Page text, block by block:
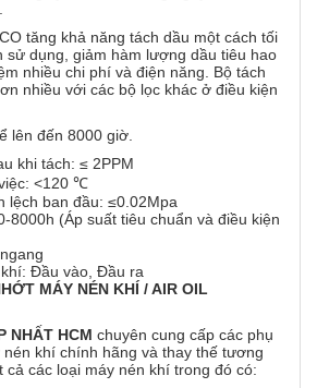
tăng khả năng tách dầu một cách tối
sử dụng, giảm hàm lượng dầu tiêu hao
nhiều chi phí và điện năng. Bộ tách
nhiều với các bộ lọc khác ở điều kiện
lên đến 8000 giờ.
khi tách: ≤ 2PPM
<120 ℃
lệch ban đầu: ≤0.02Mpa
8000h (Áp suất tiêu chuẩn và điều kiện
Đầu vào, Đầu ra
MÁY NÉN KHÍ / AIR OIL
NHẤT HCM chuyên cung cấp các phụ
nén khí chính hãng và thay thế tương
cả các loại máy nén khí trong đó có: